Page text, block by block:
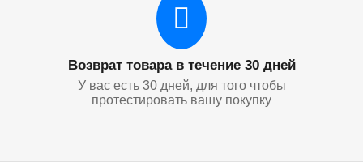
Возврат товара в течение 30 дней
У вас есть 30 дней, для того чтобы
протестировать вашу покупку